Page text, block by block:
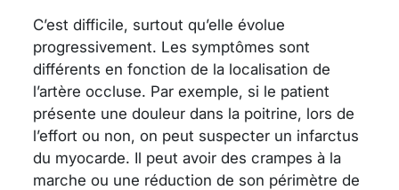
C’est difficile, surtout qu’elle évolue
progressivement. Les symptômes sont
différents en fonction de la localisation de
l’artère occluse. Par exemple, si le patient
présente une douleur dans la poitrine, lors de
l’effort ou non, on peut suspecter un infarctus
du myocarde. Il peut avoir des crampes à la
marche ou une réduction de son périmètre de